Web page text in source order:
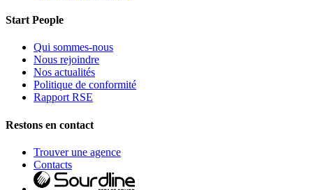
Start People
Qui sommes-nous
Nous rejoindre
Nos actualités
Politique de conformité
Rapport RSE
Restons en contact
Trouver une agence
Contacts